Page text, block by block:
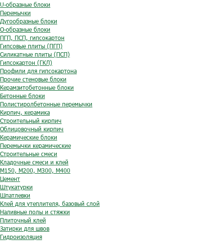
U-образные блоки
Перемычки
Дугообразные блоки
O-образные блоки
ПГП, ПСП, гипсокартон
Гипсовые плиты (ПГП)
Силикатные плиты (ПСП)
Гипсокартон (ГКЛ)
Профили для гипсокартона
Прочие стеновые блоки
Керамзитобетонные блоки
Бетонные блоки
Полистиролбетонные перемычки
Кирпич, керамика
Строительный кирпич
Облицовочный кирпич
Керамические блоки
Перемычки керамические
Строительные смеси
Кладочные смеси и клей
М150, М200, М300, М400
Цемент
Штукатурки
Шпатлевки
Клей для утеплителя, базовый слой
Наливные полы и стяжки
Плиточный клей
Затирки для швов
Гидроизоляция